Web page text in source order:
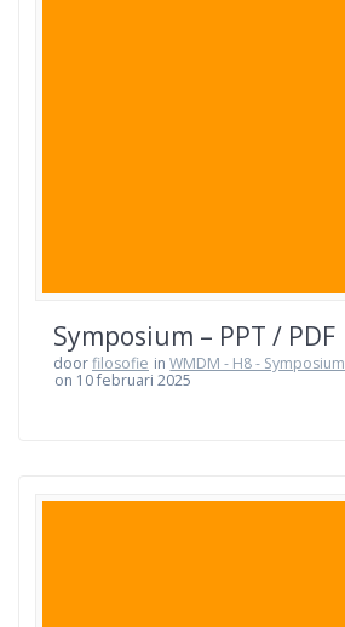
Symposium – PPT / PDF
doorfilosofie inWMDM - H8 - Symposium
on 10 februari 2025